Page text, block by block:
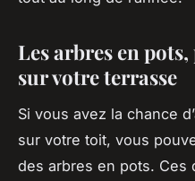
Les arbres en
sur votre terrasse
Si vous avez la chance
sur votre toit, vous
des arbres en pots. Ces